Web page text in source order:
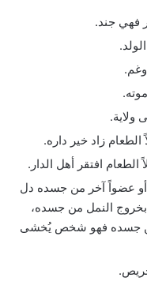
فهي جند.
ولاية.
الطعام زاد خير داره.
افتقر أهل الدار.
أو عضواً آخر من جسده دل
النمل من جسده،
جسده فهو شخص يُخشى